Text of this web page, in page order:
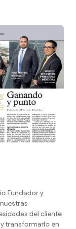
Fundador y
del cliente
transformarlo en